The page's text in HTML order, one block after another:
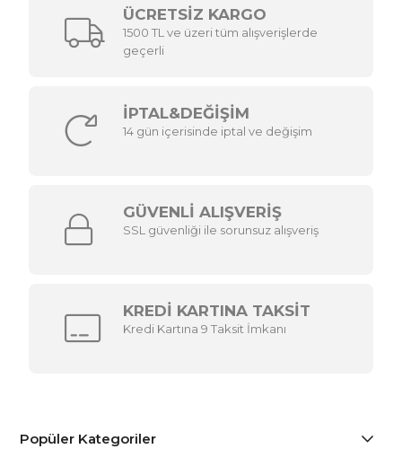
ÜCRETSİZ KARGO
1500 TL ve üzeri tüm alışverişlerde
geçerli
İPTAL&DEĞİŞİM
14 gün içerisinde iptal ve değişim
GÜVENLİ ALIŞVERİŞ
SSL güvenliği ile sorunsuz alışveriş
KREDİ KARTINA TAKSİT
Kredi Kartına 9 Taksit İmkanı
Popüler Kategoriler